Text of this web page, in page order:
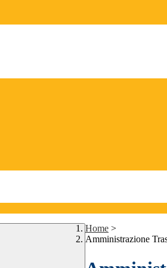
Home >
Amministrazione